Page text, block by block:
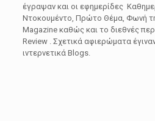
έγραψαν και οι εφημερίδες
Ντοκουμέντο, Πρώτο Θέμα, Φωνή
Magazine καθώς και το διεθνές
Review . Σχετικά αφιερώματα
ιντερνετικά Blogs.